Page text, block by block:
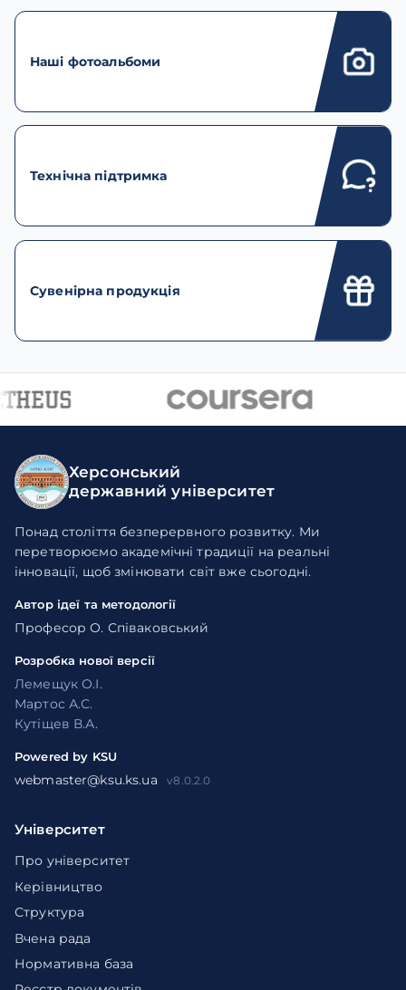
Наші фотоальбоми
Технічна підтримка
Сувенірна продукція
Херсонський
державний університет
Понад століття безперервного розвитку. Ми
перетворюємо академічні традиції на реальні
інновації, щоб змінювати світ вже сьогодні.
Автор ідеї та методології
Професор О. Співаковський
Розробка нової версії
Лемещук О.І.
Мартос А.С.
Кутіщев В.А.
Powered by KSU
webmaster@ksu.ks.ua v8.0.2.0
Університет
Про університет
Керівництво
Структура
Вчена рада
Нормативна база